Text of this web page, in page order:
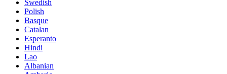
Swedish
Polish
Basque
Catalan
Esperanto
Hindi
Lao
Albanian